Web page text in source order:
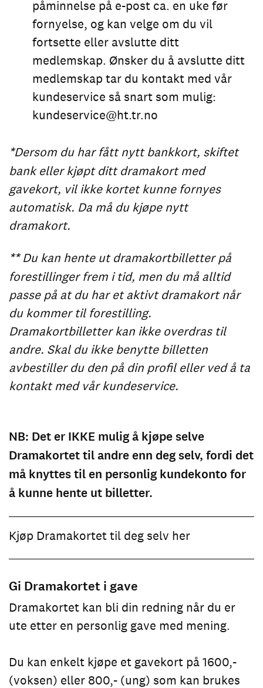
påminnelse på e-post ca. en uke før
fornyelse, og kan velge om du vil
fortsette eller avslutte ditt
medlemskap. Ønsker du å avslutte ditt
medlemskap tar du kontakt med vår
kundeservice så snart som mulig:
kundeservice@ht.tr.no
*Dersom du har fått nytt bankkort, skiftet
bank eller kjøpt ditt dramakort med
gavekort, vil ikke kortet kunne fornyes
automatisk. Da må du kjøpe nytt
dramakort.
**Du kan hente ut dramakortbilletter på
forestillinger frem i tid, men du må alltid
passe på at du har et aktivt dramakort når
du kommer til forestilling.
Dramakortbilletter kan ikke overdras til
andre. Skal du ikke benytte billetten
avbestiller du den på din profil eller ved å ta
kontakt med vår kundeservice.
NB: Det er IKKE mulig å kjøpe selve
Dramakortet til andre enn deg selv, fordi det
må knyttes til en personlig kundekonto for
å kunne hente ut billetter.
Kjøp Dramakortet til deg selv her
Gi Dramakortet i gave
Dramakortet kan bli din redning når du er
ute etter en personlig gave med mening.
Du kan enkelt kjøpe et gavekort på 1600,-
(voksen) eller 800,- (ung) som kan brukes